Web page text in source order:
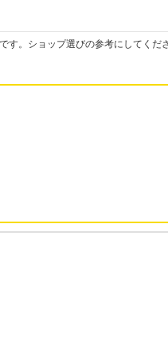
。ショップ選びの参考にしてくださ